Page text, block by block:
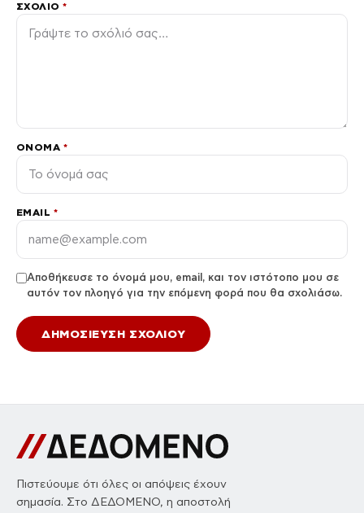
ΣΧΌΛΙΟ*
ΌΝΟΜΑ *
EMAIL *
Αποθήκευσε το όνομά μου, email, και τον ιστότοπο μου σε
αυτόν τον πλοηγό για την επόμενη φορά που θα σχολιάσω.
Πιστεύουμε ότι όλες οι απόψεις έχουν
σημασία. Στο ΔΕΔΟΜΕΝΟ, η αποστολή